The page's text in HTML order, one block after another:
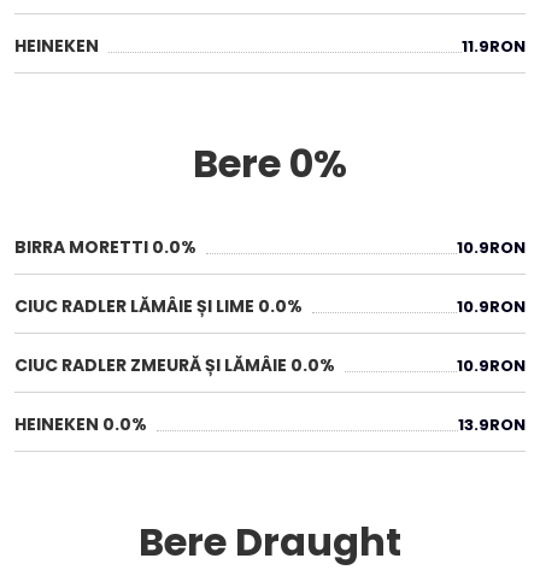
HEINEKEN 11.9RON
Bere 0%
BIRRA MORETTI 0.0% 10.9RON
CIUC RADLER LĂMÂIE ȘI LIME 0.0% 10.9RON
CIUC RADLER ZMEURĂ ȘI LĂMÂIE 0.0% 10.9RON
HEINEKEN 0.0% 13.9RON
Bere Draught